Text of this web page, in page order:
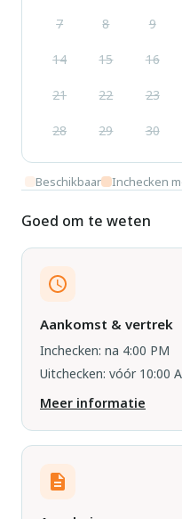
7 8 9
14 15 16
21 22 23
28 29 30
Beschikbaar Inchecken
Goed om te weten
Aankomst & vertrek
Inchecken: na 4:00 PM
Uitchecken: vóór 10:00
Meer informatie